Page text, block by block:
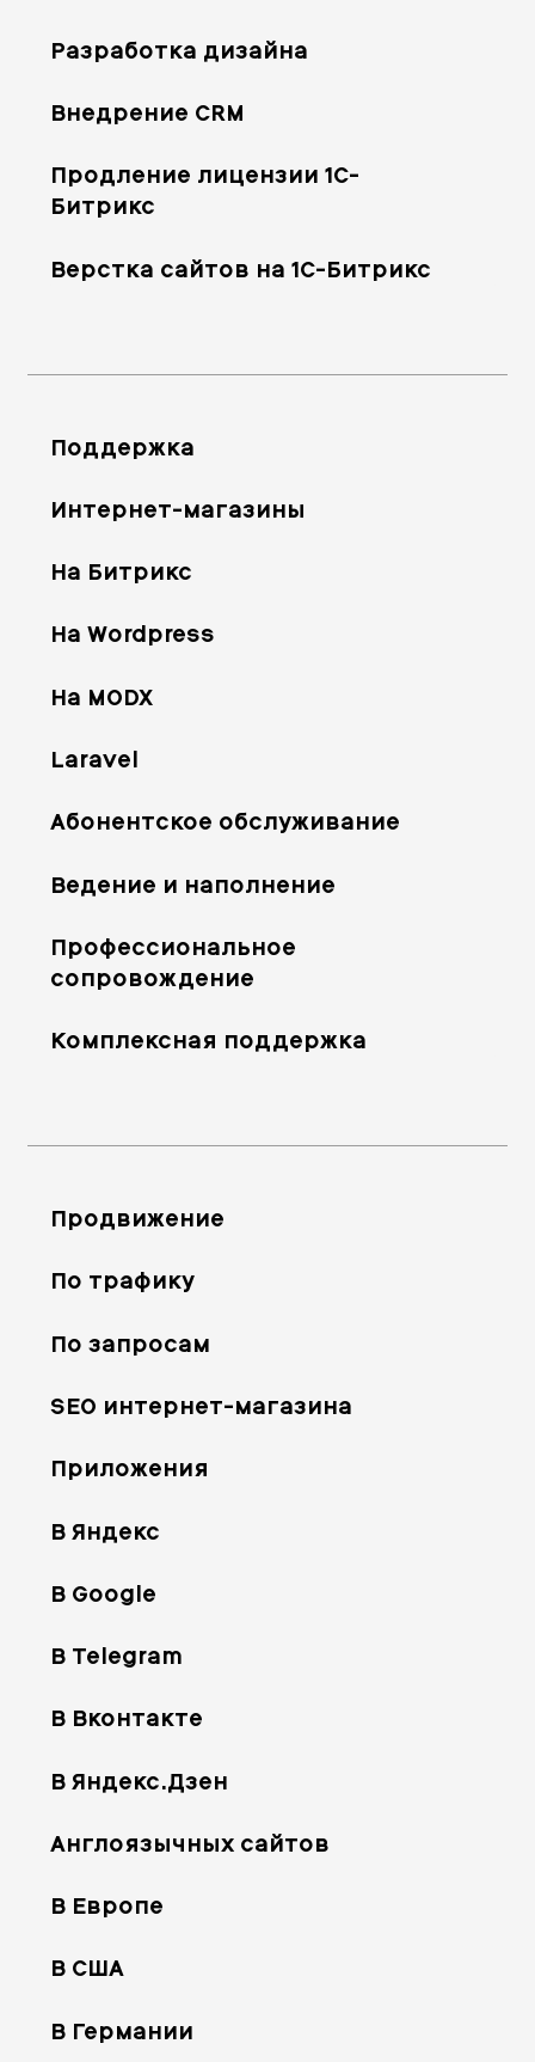
Разработка дизайна
Внедрение CRM
Продление лицензии 1С-
Битрикс
Верстка сайтов на 1С-Битрикс
Поддержка
Интернет-магазины
На Битрикс
На Wordpress
На MODX
Laravel
Абонентское обслуживание
Ведение и наполнение
Профессиональное
сопровождение
Комплексная поддержка
Продвижение
По трафику
По запросам
SEO интернет-магазина
Приложения
В Яндекс
В Google
В Telegram
В Вконтакте
В Яндекс.Дзен
Англоязычных сайтов
В Европе
В США
В Германии